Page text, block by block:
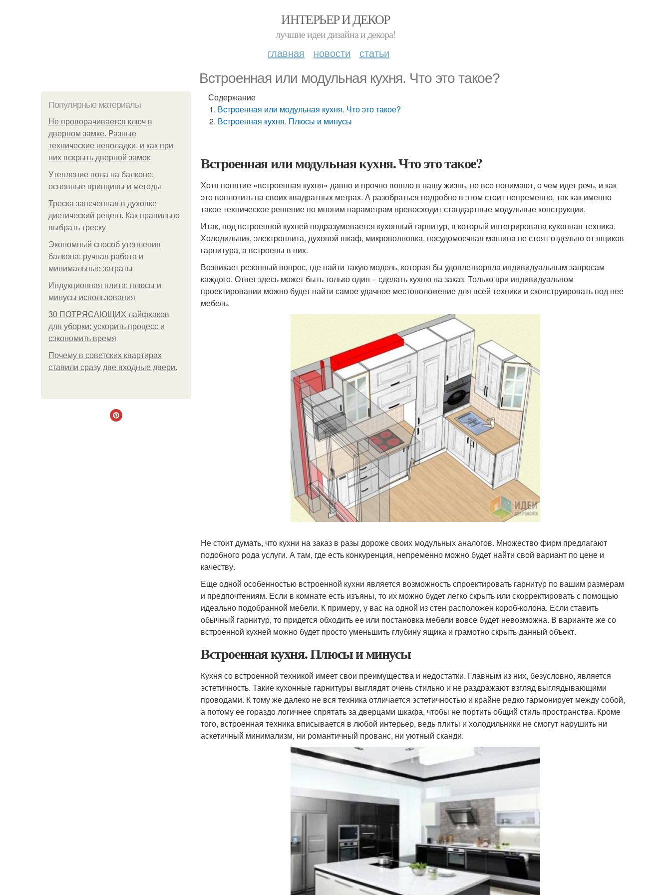
ИНТЕРЬЕР И ДЕКОР
лучшие идеи дизайна и декора!
главная новости статьи
Встроенная или модульная кухня. Что это такое?
Популярные материалы
Не проворачивается ключ в
дверном замке. Разные
технические неполадки, и как при
них вскрыть дверной замок
Утепление пола на балконе:
основные принципы и методы
Треска запеченная в духовке
диетический рецепт. Как правильно
выбрать треску
Экономный способ утепления
балкона: ручная работа и
минимальные затраты
Индукционная плита: плюсы и
минусы использования
30 ПОТРЯСАЮЩИХ лайфхаков
для уборки: ускорить процесс и
сэкономить время
Почему в советских квартирах
ставили сразу две входные двери.
Содержание
Встроенная или модульная кухня. Что это такое?
Встроенная кухня. Плюсы и минусы
Встроенная или модульная кухня. Что это такое?
Хотя понятие «встроенная кухня» давно и прочно вошло в нашу жизнь, не все понимают, о чем идет речь, и как
это воплотить на своих квадратных метрах. А разобраться подробно в этом стоит непременно, так как именно
такое техническое решение по многим параметрам превосходит стандартные модульные конструкции.
Итак, под встроенной кухней подразумевается кухонный гарнитур, в который интегрирована кухонная техника.
Холодильник, электроплита, духовой шкаф, микроволновка, посудомоечная машина не стоят отдельно от ящиков
гарнитура, а встроены в них.
Возникает резонный вопрос, где найти такую модель, которая бы удовлетворяла индивидуальным запросам
каждого. Ответ здесь может быть только один – сделать кухню на заказ. Только при индивидуальном
проектировании можно будет найти самое удачное местоположение для всей техники и сконструировать под нее
мебель.
Не стоит думать, что кухни на заказ в разы дороже своих модульных аналогов. Множество фирм предлагают
подобного рода услуги. А там, где есть конкуренция, непременно можно будет найти свой вариант по цене и
качеству.
Еще одной особенностью встроенной кухни является возможность спроектировать гарнитур по вашим размерам
и предпочтениям. Если в комнате есть изъяны, то их можно будет легко скрыть или скорректировать с помощью
идеально подобранной мебели. К примеру, у вас на одной из стен расположен короб-колона. Если ставить
обычный гарнитур, то придется обходить ее или постановка мебели вовсе будет невозможна. В варианте же со
встроенной кухней можно будет просто уменьшить глубину ящика и грамотно скрыть данный объект.
Встроенная кухня. Плюсы и минусы
Кухня со встроенной техникой имеет свои преимущества и недостатки. Главным из них, безусловно, является
эстетичность. Такие кухонные гарнитуры выглядят очень стильно и не раздражают взгляд выглядывающими
проводами. К тому же далеко не вся техника отличается эстетичностью и крайне редко гармонирует между собой,
а потому ее гораздо логичнее спрятать за дверцами шкафа, чтобы не портить общий стиль пространства. Кроме
того, встроенная техника вписывается в любой интерьер, ведь плиты и холодильники не смогут нарушить ни
аскетичный минимализм, ни романтичный прованс, ни уютный сканди.